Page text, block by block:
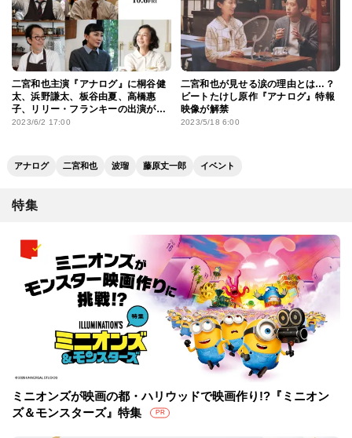
二宮和也主演『アナログ』に桐谷健
太、浜野謙太、板谷由夏、高橋惠
子、リリー・フランキーの出演が決
定
2023/6/2 17:00
二宮和也が見せる涙の理由とは…？
ビートたけし原作『アナログ』特報
映像が解禁
2023/5/18 6:00
アナログ 二宮和也 波瑠 藤原丈一郎 イベント
特集
ミニオンズが映画の都・ハリウッドで映画作り!?『ミニオン
ズ＆モンスターズ』特集
PR